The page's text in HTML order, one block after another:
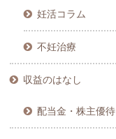
妊活コラム
不妊治療
収益のはなし
配当金・株主優待